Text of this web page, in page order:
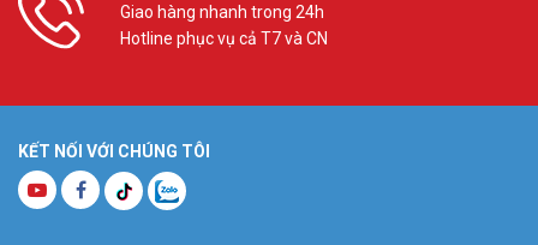
Giao hàng nhanh trong 24h
Hotline phục vụ cả T7 và CN
KẾT NỐI VỚI CHÚNG TÔI